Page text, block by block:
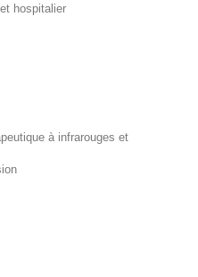
hospitalier
à infrarouges et